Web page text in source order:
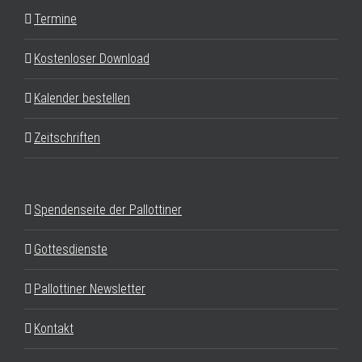
Termine
Kostenloser Download
Kalender bestellen
Zeitschriften
Spendenseite der Pallottiner
Gottesdienste
Pallottiner Newsletter
Kontakt